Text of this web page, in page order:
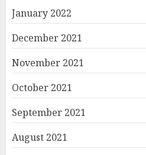
January 2022
December 2021
November 2021
October 2021
September 2021
August 2021